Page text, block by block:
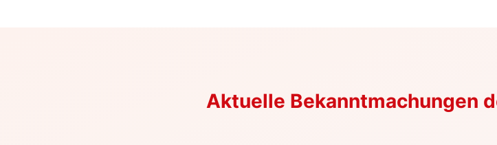
Aktuelle Bekanntmachungen